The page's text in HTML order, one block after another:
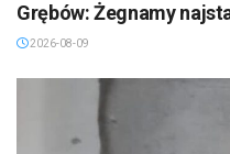
Grębów: Żegnamy
2026-08-09